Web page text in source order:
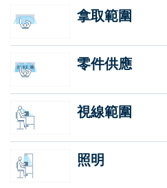
拿取範圍
零件供應
視線範圍
照明